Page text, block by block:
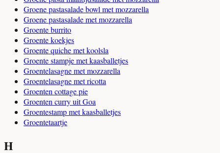
Groene pastasalade bowl met mozzarella
Groene pastasalade met mozzarella
Groente burrito
Groente koekjes
Groente quiche met koolsla
Groente stampje met kaasballetjes
Groentelasagne met mozzarella
Groentelasagne met ricotta
Groenten cottage pie
Groenten curry uit Goa
Groentestamp met kaasballetjes
Groentetaartje
H